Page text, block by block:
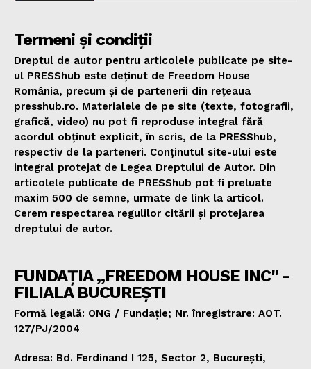
Termeni și condiții
Dreptul de autor pentru articolele publicate pe site-
ul PRESShub este deținut de Freedom House
România, precum și de partenerii din rețeaua
presshub.ro. Materialele de pe site (texte, fotografii,
grafică, video) nu pot fi reproduse integral fără
acordul obținut explicit, în scris, de la PRESShub,
respectiv de la parteneri. Conținutul site-ului este
integral protejat de Legea Dreptului de Autor. Din
articolele publicate de PRESShub pot fi preluate
maxim 500 de semne, urmate de link la articol.
Cerem respectarea regulilor citării și protejarea
dreptului de autor.
FUNDAȚIA „FREEDOM HOUSE INC" -
FILIALA BUCUREȘTI
Formă legală: ONG / Fundație; Nr. înregistrare: AOT.
127/PJ/2004
Adresa: Bd. Ferdinand I 125, Sector 2, București,